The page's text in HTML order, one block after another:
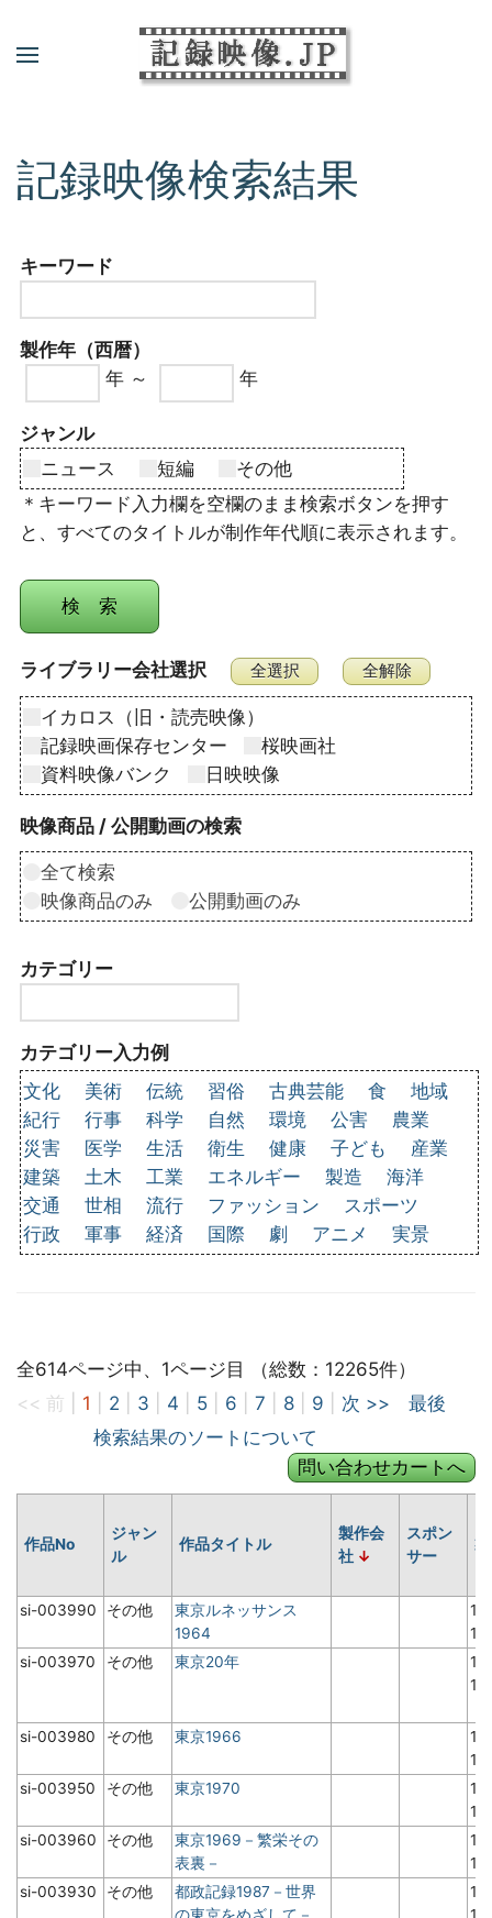
記録映像検索結果
キーワード
製作年（西暦）
年 ～
年
ジャンル
ニュース
短編
その他
＊キーワード入力欄を空欄のまま検索ボタンを押す
と、すべてのタイトルが制作年代順に表示されます。
ライブラリー会社選択
イカロス（旧・読売映像）
記録映画保存センター
桜映画社
資料映像バンク
日映映像
映像商品 / 公開動画の検索
全て検索
映像商品のみ
公開動画のみ
カテゴリー
カテゴリー入力例
文化
美術 伝統 習俗 古典芸能 食
地域
紀行
行事 科学 自然 環境 公害
農業
災害
医学 生活 衛生 健康 子ども
産業
建築
土木 工業 エネルギー 製造
海洋
交通
世相 流行 ファッション
スポーツ
行政
軍事 経済 国際 劇 アニメ 実景
全614ページ中、1ページ目 （総数：12265件）
<< 前
1 2 3 4 5 6 7 8 9 次 >>
最後
検索結果のソートについて
作品No
ジャン
ル
作品タイトル
製作会
社
スポン
サー
si-003990 その他
東京ルネッサンス
1964
1
si-003970
その他 東京20年
1
si-003980 その他 東京1966
1
si-003950
その他 東京1970
1
si-003960
その他
東京1969－繁栄その
表裏－
1
si-003930
その他
都政記録1987－世界
の東京をめざして－
1